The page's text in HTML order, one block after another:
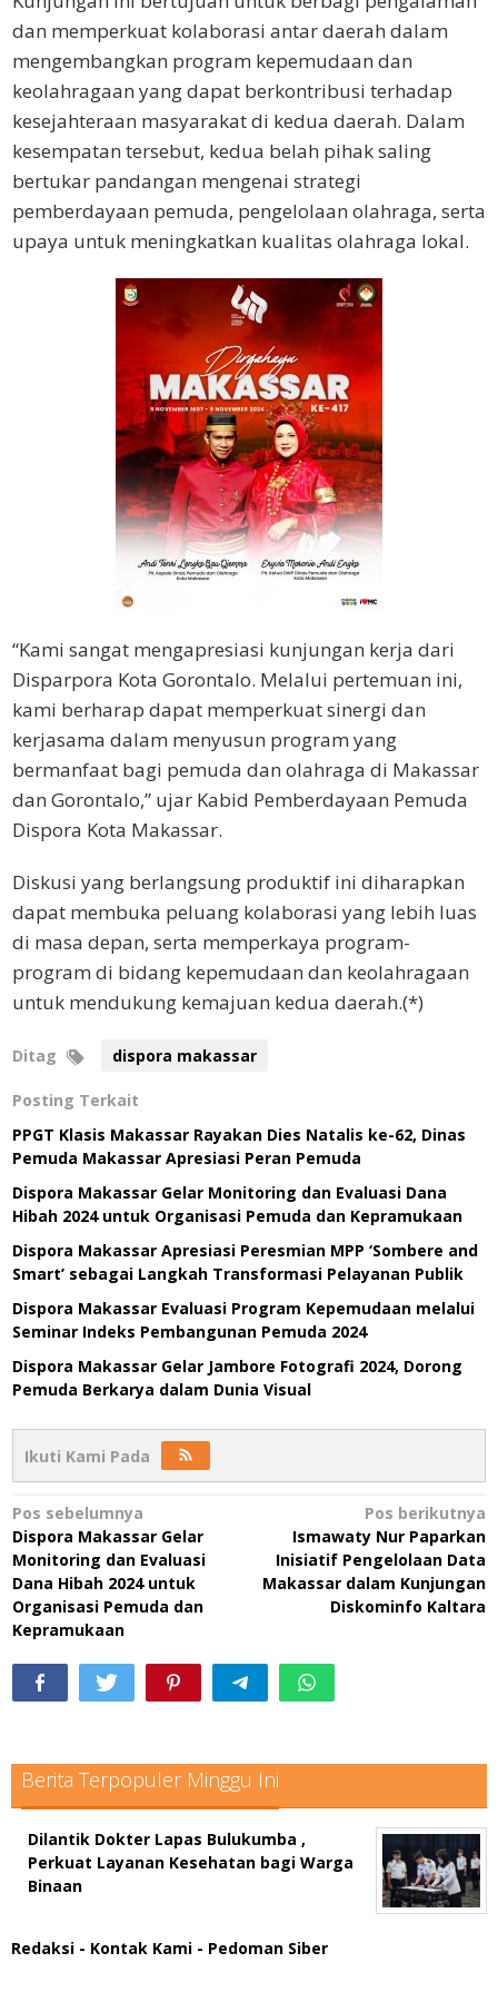
dan memperkuat kolaborasi antar daerah dalam
mengembangkan program kepemudaan dan
keolahragaan yang dapat berkontribusi terhadap
kesejahteraan masyarakat di kedua daerah. Dalam
kesempatan tersebut, kedua belah pihak saling
bertukar pandangan mengenai strategi
pemberdayaan pemuda, pengelolaan olahraga, serta
upaya untuk meningkatkan kualitas olahraga lokal.
“Kami sangat mengapresiasi kunjungan kerja dari
Disparpora Kota Gorontalo. Melalui pertemuan ini,
kami berharap dapat memperkuat sinergi dan
kerjasama dalam menyusun program yang
bermanfaat bagi pemuda dan olahraga di Makassar
dan Gorontalo,” ujar Kabid Pemberdayaan Pemuda
Dispora Kota Makassar.
Diskusi yang berlangsung produktif ini diharapkan
dapat membuka peluang kolaborasi yang lebih luas
di masa depan, serta memperkaya program-
program di bidang kepemudaan dan keolahragaan
untuk mendukung kemajuan kedua daerah.(*)
Ditag dispora makassar
Posting Terkait
PPGT Klasis Makassar Rayakan Dies Natalis ke-62, Dinas
Pemuda Makassar Apresiasi Peran Pemuda
Dispora Makassar Gelar Monitoring dan Evaluasi Dana
Hibah 2024 untuk Organisasi Pemuda dan Kepramukaan
Dispora Makassar Apresiasi Peresmian MPP ‘Sombere and
Smart’ sebagai Langkah Transformasi Pelayanan Publik
Dispora Makassar Evaluasi Program Kepemudaan melalui
Seminar Indeks Pembangunan Pemuda 2024
Dispora Makassar Gelar Jambore Fotografi 2024, Dorong
Pemuda Berkarya dalam Dunia Visual
Ikuti Kami Pada
Navigasi
pos
Pos sebelumnya
Dispora Makassar Gelar
Monitoring dan Evaluasi
Dana Hibah 2024 untuk
Organisasi Pemuda dan
Kepramukaan
Pos berikutnya
Ismawaty Nur Paparkan
Inisiatif Pengelolaan Data
Makassar dalam Kunjungan
Diskominfo Kaltara
Berita Terpopuler Minggu Ini
Dilantik Dokter Lapas Bulukumba ,
Perkuat Layanan Kesehatan bagi Warga
Binaan
Redaksi - Kontak Kami - Pedoman Siber